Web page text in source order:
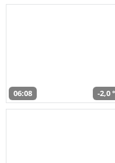
06:08 -2,0